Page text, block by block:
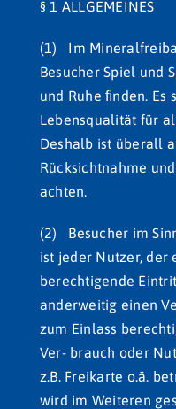
§ 1 ALLGEMEINES
(1) Im
Besucher Spiel und
und Ruhe ﬁnden.
Lebensqualität für
Deshalb ist überall
Rücksichtnahme
achten.
(2) Besucher im
ist jeder Nutzer, der
berechtigende
anderweitig einen
zum Einlass
Ver- brauch oder
z.B. Freikarte o.ä.
wird im Weiteren